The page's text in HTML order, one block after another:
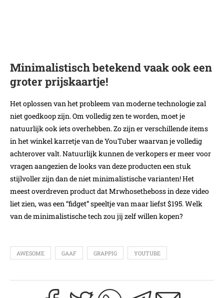
Minimalistisch betekend vaak ook een
groter prijskaartje!
Het oplossen van het probleem van moderne technologie zal
niet goedkoop zijn. Om volledig zen te worden, moet je
natuurlijk ook iets overhebben. Zo zijn er verschillende items
in het winkel karretje van de YouTuber waarvan je volledig
achterover valt. Natuurlijk kunnen de verkopers er meer voor
vragen aangezien de looks van deze producten een stuk
stijlvoller zijn dan de niet minimalistische varianten! Het
meest overdreven product dat Mrwhosetheboss in deze video
liet zien, was een “fidget” speeltje van maar liefst $195. Welk
van de minimalistische tech zou jij zelf willen kopen?
AWESOME GAAF GRAPPIG YOUTUBE